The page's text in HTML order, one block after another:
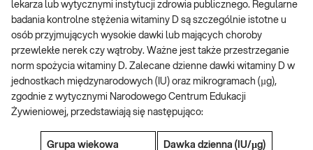
lekarza lub wytycznymi instytucji zdrowia publicznego. Regularne
badania kontrolne stężenia witaminy D są szczególnie istotne u
osób przyjmujących wysokie dawki lub mających choroby
przewlekłe nerek czy wątroby. Ważne jest także przestrzeganie
norm spożycia witaminy D. Zalecane dzienne dawki witaminy D w
jednostkach międzynarodowych (IU) oraz mikrogramach (µg),
zgodnie z wytycznymi Narodowego Centrum Edukacji
Żywieniowej, przedstawiają się następująco:
Grupa wiekowa Dawka dzienna (IU/µg)